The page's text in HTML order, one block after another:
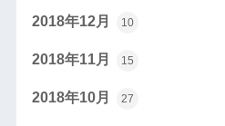
2018年12月 10
2018年11月 15
2018年10月 27